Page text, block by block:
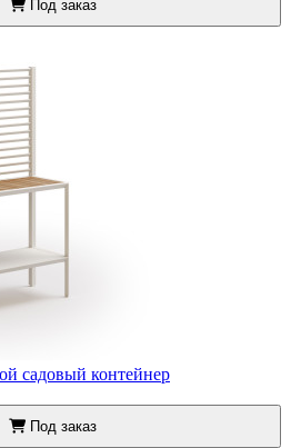
Под заказ
садовый контейнер
Под заказ